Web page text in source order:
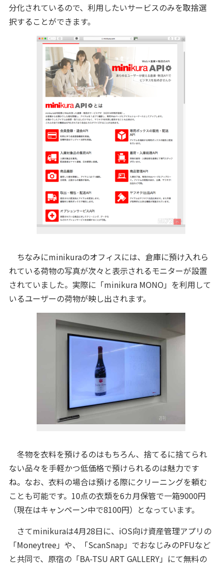
分化されているので、利用したいサービスのみを取捨選
択することができます。
ちなみにminikuraのオフィスには、倉庫に預け入れら
れている荷物の写真が次々と表示されるモニターが設置
されていました。実際に「minikura MONO」を利用して
いるユーザーの荷物が映し出されます。
冬物を衣料を預けるのはもちろん、捨てるに捨てられ
ない品々を手軽かつ低価格で預けられるのは魅力です
ね。なお、衣料の場合は預ける際にクリーニングを頼む
ことも可能です。10点の衣類を6カ月保管で一箱9000円
（現在はキャンペーン中で8100円）となっています。
さてminikuraは4月28日に、iOS向け資産管理アプリの
「Moneytree」や、「ScanSnap」でおなじみのPFUなど
と共同で、原宿の「BA-TSU ART GALLERY」にて無料の